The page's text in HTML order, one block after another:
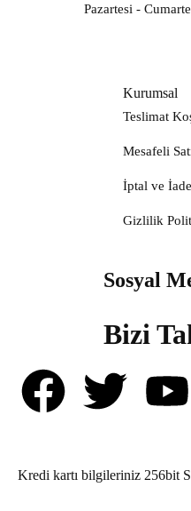
Pazartesi -
Kurumsal
Teslimat
Mesafeli
İptal ve
Gizlilik
Sosyal
Bizi
Kredi kartı bilgileriniz 256bit